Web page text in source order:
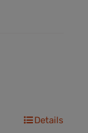
Details